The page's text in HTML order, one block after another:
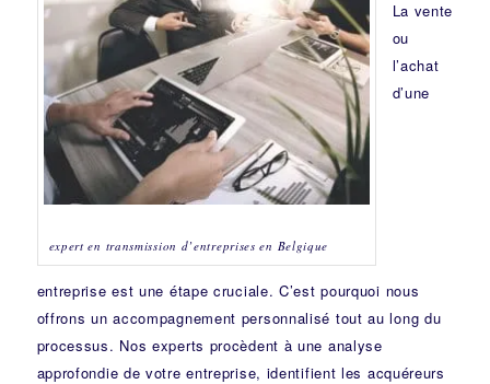
expert en transmission d’entreprises en Belgique
La vente
ou
l’achat
d’une
entreprise est une étape cruciale. C’est pourquoi nous
offrons un accompagnement personnalisé tout au long du
processus. Nos experts procèdent à une analyse
approfondie de votre entreprise, identifient les acquéreurs